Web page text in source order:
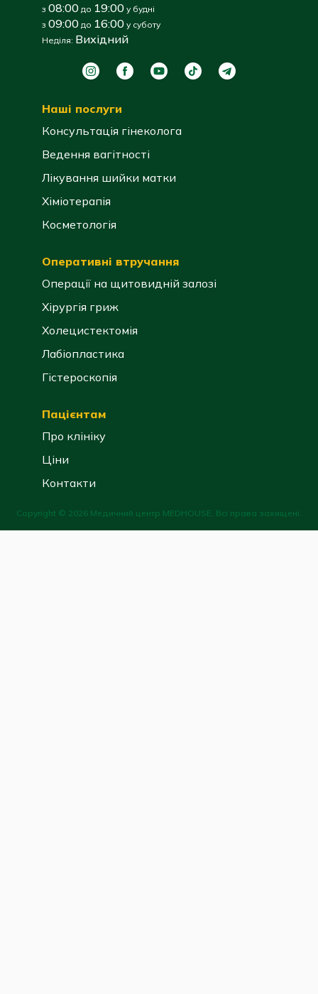
з 08:00 до 19:00 у будні
з 09:00 до 16:00 у суботу
Неділя: Вихідний
Наші послуги
Консультація гінеколога
Ведення вагітності
Лікування шийки матки
Хіміотерапія
Косметологія
Оперативні втручання
Операції на щитовидній залозі
Хірургія гриж
Холецистектомія
Лабіопластика
Гістероскопія
Пацієнтам
Про клініку
Ціни
Контакти
Copyright © 2026 Медичний центр MEDHOUSE. Всі права захищені.